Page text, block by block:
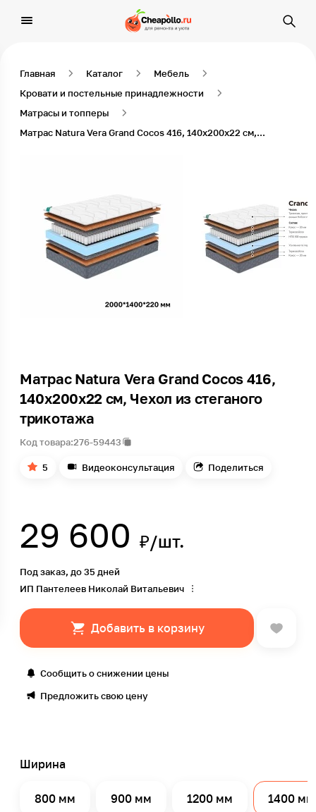
Главная Каталог
Мебель
Кровати и постельные принадлежности
Матрасы и топперы
Матрас Natura Vera Grand Cocos 416, 140х200х22 см, Чехол из стеганого трикотажа
Матрас Natura Vera Grand Cocos 416,
140х200х22 см, Чехол из стеганого
трикотажа
Код товара:276-59443
5 Видеоконсультация Поделиться
29 600 ₽/шт.
Под заказ, до 35 дней
ИП Пантелеев Николай Витальевич
Добавить в корзину
Сообщить о снижении цены
Предложить свою цену
Ширина
800 мм 900 мм 1200 мм 1400 мм